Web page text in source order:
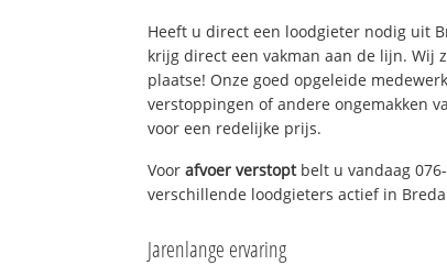
Heeft u direct een loodgieter nodig uit
krijg direct een vakman aan de lijn.
plaatse! Onze goed opgeleide
verstoppingen of andere ongemakken
voor een redelijke prijs.
Voorafvoer verstoptbelt u vandaag
verschillende loodgieters actief in
Jarenlange ervaring